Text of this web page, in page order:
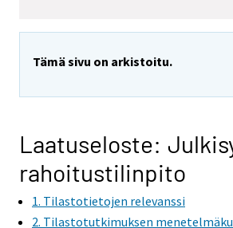
Tämä sivu on arkistoitu.
Laatuseloste:
rahoitustilinpito
1. Tilastotietojen relevanssi
2. Tilastotutkimuksen